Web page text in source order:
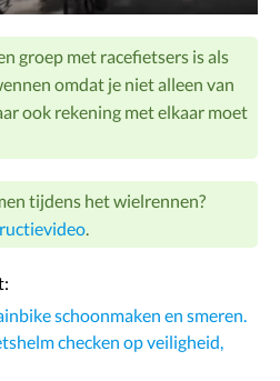
groep met racefietsers is als
omdat je niet alleen van
ook rekening met elkaar moet
tijdens het wielrennen?
.
schoonmaken en smeren.
checken op veiligheid,